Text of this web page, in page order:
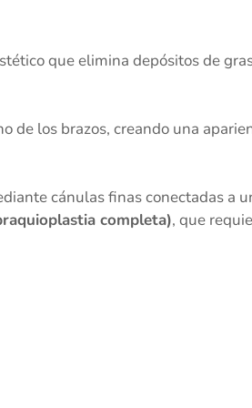
que elimina depósitos de
de los brazos, creando una
cánulas finas conectadas a
completa), que